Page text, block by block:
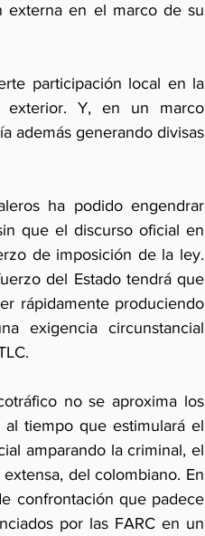
externa en el marco de su
participación local en la
exterior. Y, en un marco
además generando divisas
ha podido engendrar
que el discurso oficial en
de imposición de la ley.
del Estado tendrá que
rápidamente produciendo
exigencia circunstancial
no se aproxima los
tiempo que estimulará el
amparando la criminal, el
del colombiano. En
confrontación que padece
por las FARC en un